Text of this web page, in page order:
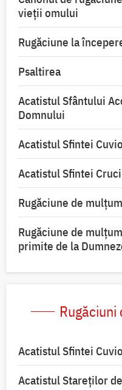
vieții omului
Rugăciune la
Psaltirea
Acatistul Sfântului
Domnului
Acatistul Sfintei
Acatistul Sfintei Cruci
Rugăciune de
Rugăciune de
primite de la
Acatistul Sfintei
Acatistul Stareţilor